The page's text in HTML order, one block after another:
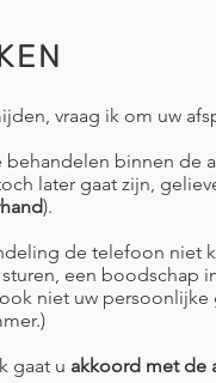
vraag ik om uw
binnen de
later gaat zijn,
).
de telefoon niet
een boodschap
niet uw persoonlijke
gaat u akkoord met de